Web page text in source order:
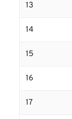
13
14
15
16
17